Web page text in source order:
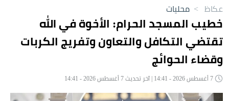
عكاظ > محليات
خطيب المسجد الحرام: الأخوة في الله
تقتضي التكافل والتعاون وتفريج الكربات
وقضاء الحوائج